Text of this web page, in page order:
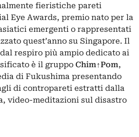
fieristiche pareti
Eye Awards, premio nato per la
emergenti o rappresentati
quest’anno su Singapore. Il
respiro più ampio dedicato ai
è il gruppo Chim↑Pom,
di Fukushima presentando
di contropareti estratti dalla
video-meditazioni sul disastro